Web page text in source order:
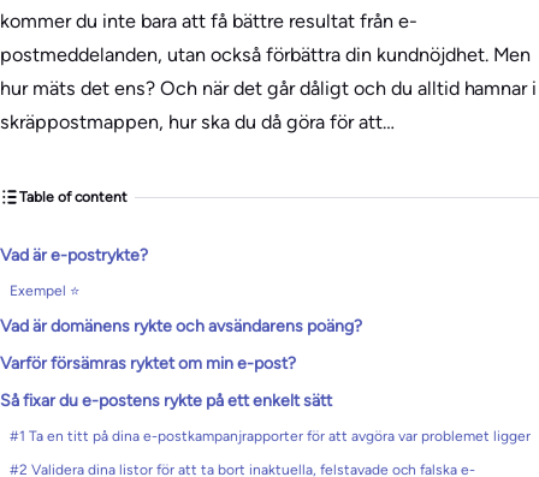
kommer du inte bara att få bättre resultat från e-
postmeddelanden, utan också förbättra din kundnöjdhet. Men
hur mäts det ens? Och när det går dåligt och du alltid hamnar i
skräppostmappen, hur ska du då göra för att…
Table of content
Vad är e-postrykte?
Exempel ⭐
Vad är domänens rykte och avsändarens poäng?
Varför försämras ryktet om min e-post?
Så fixar du e-postens rykte på ett enkelt sätt
#1 Ta en titt på dina e-postkampanjrapporter för att avgöra var problemet ligger
#2 Validera dina listor för att ta bort inaktuella, felstavade och falska e-